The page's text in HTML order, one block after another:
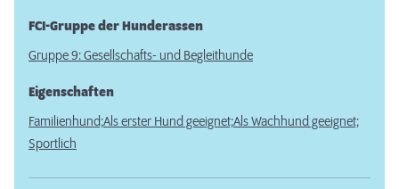
FCI-Gruppe der Hunderassen
Gruppe 9: Gesellschafts- und Begleithunde
Eigenschaften
Familienhund;Als erster Hund geeignet;Als Wachhund geeignet;
Sportlich